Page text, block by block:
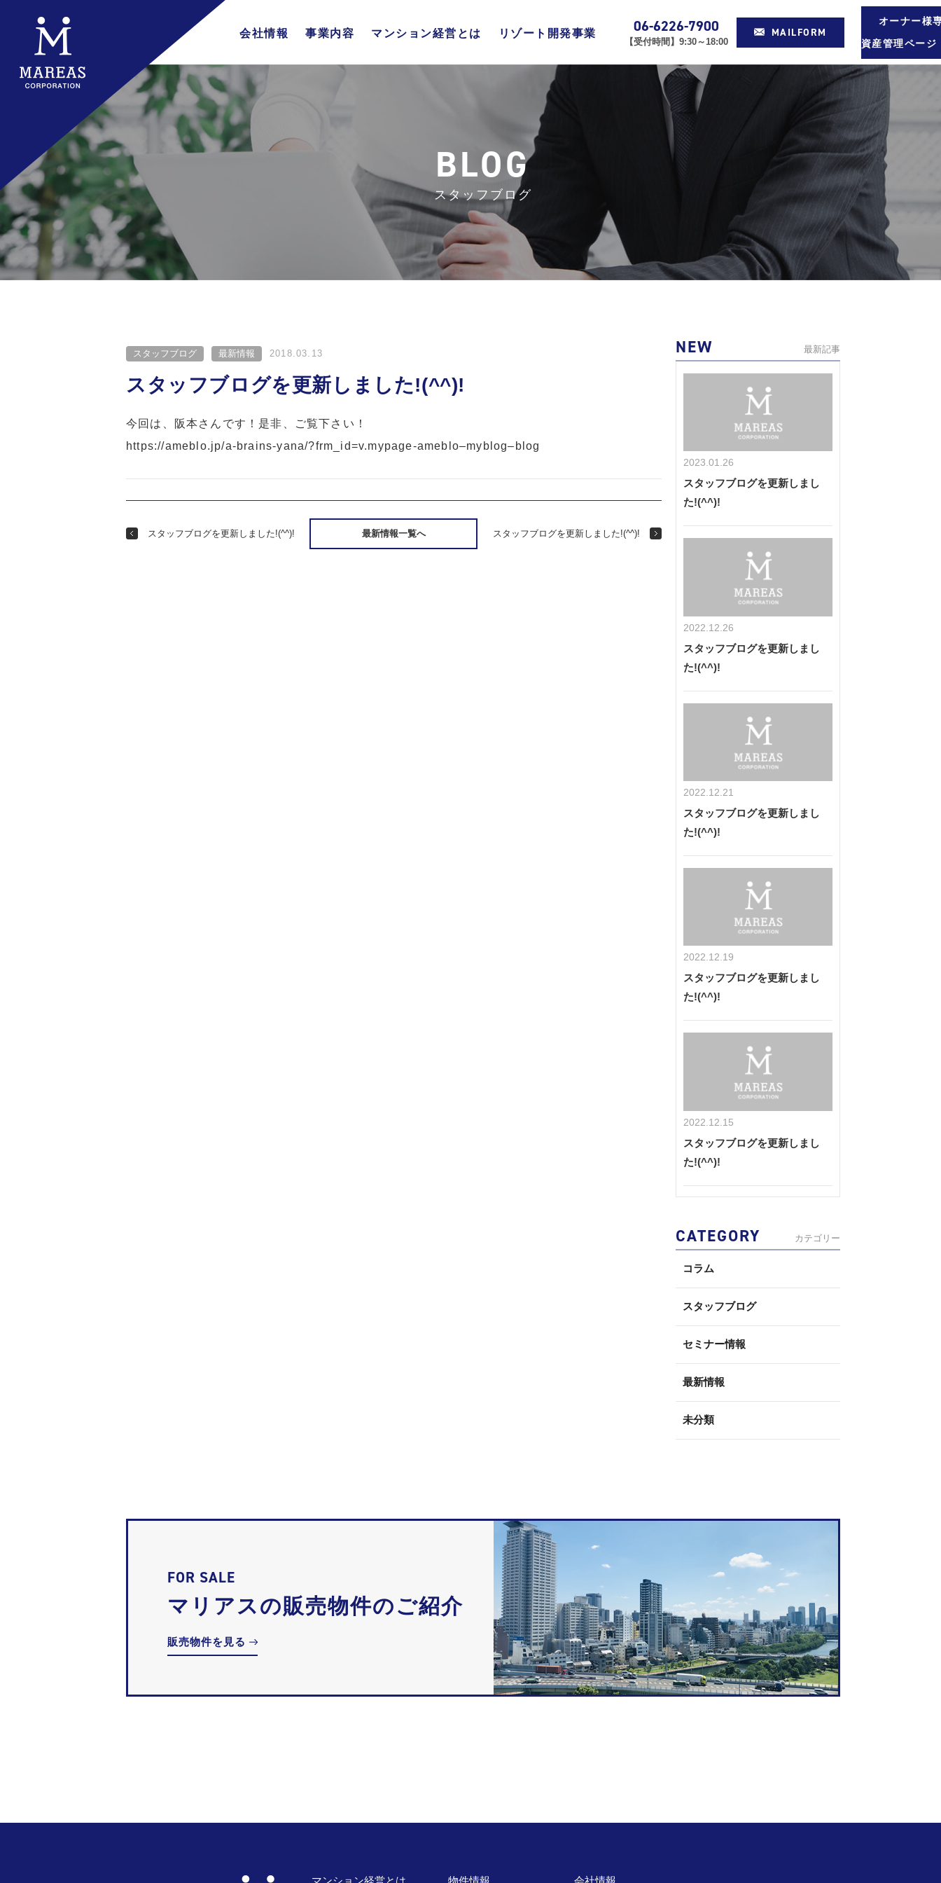
会社情報
会社概要
企業理念
代表挨拶
行動指針
事業内容
不動産販売事業
不動産流通事業
リゾート開発事業
総合管理事業
マンション経営とは
マンション経営の仕組み
4大メリット
年代別メリット
リゾート開発事業 06-6226-7900
【受付時間】9:30～18:00
MAILFORM
オーナー様
資産管理ページ
BLOG
スタッフブログ
スタッフブログ 最新情報 2018.03.13
スタッフブログを更新しました!(^^)!
今回は、阪本さんです！是非、ご覧下さい！
https://ameblo.jp/a-brains-yana/?frm_id=v.mypage-ameblo–myblog–blog
スタッフブログを更新しました!(^^)! 最新情報一覧へ スタッフブログを更新しました!(^^)!
NEW 最新記事
2023.01.26
スタッフブログを更新しまし
た!(^^)!
2022.12.26
スタッフブログを更新しまし
た!(^^)!
2022.12.21
スタッフブログを更新しまし
た!(^^)!
2022.12.19
スタッフブログを更新しまし
た!(^^)!
2022.12.15
スタッフブログを更新しまし
た!(^^)!
CATEGORY カテゴリー
コラム
スタッフブログ
セミナー情報
最新情報
未分類
FOR SALE
マリアスの販売物件のご紹介
販売物件を見る
マンション経営とは 物件情報 会社情報